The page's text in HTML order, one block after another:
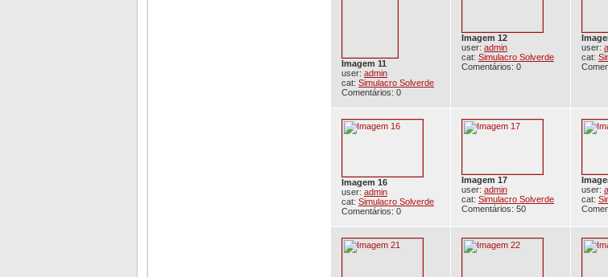
Imagem 11
user: admin
cat: Simulacro Solverde
Comentários: 0
Imagem 12
user: admin
cat: Simulacro Solverde
Comentários: 0
user:
cat:
Imagem 16
user: admin
cat: Simulacro Solverde
Comentários: 0
Imagem 17
user: admin
cat: Simulacro Solverde
Comentários: 50
user:
cat: